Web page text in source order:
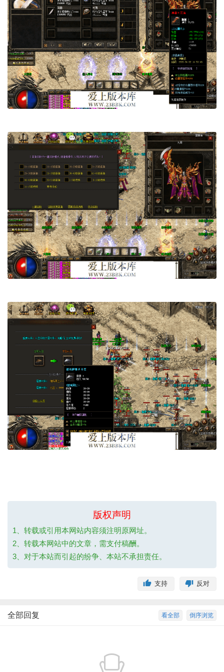
版权声明
1、转载或引用本网站内容须注明原网址。
2、转载本网站中的文章，需支付稿酬。
3、对于本站而引起的纷争、本站不承担责任。
反对
支持
倒序浏览
看全部
全部回复